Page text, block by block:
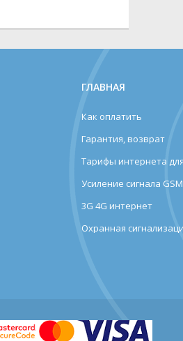
ГЛАВНАЯ
Как оплатить
Гарантия, возврат
Усиление сигнала GSM
3G 4G интернет